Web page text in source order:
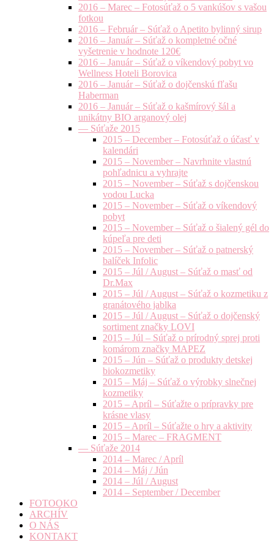
2016 – Marec – Fotosúťaž o 5 vankúšov s vašou
fotkou
2016 – Február – Súťaž o Apetito bylinný sirup
2016 – Január – Súťaž o kompletné očné
vyšetrenie v hodnote 120€
2016 – Január – Súťaž o víkendový pobyt vo
Wellness Hoteli Borovica
2016 – Január – Súťaž o dojčenskú fľašu
Haberman
2016 – Január – Súťaž o kašmírový šál a
unikátny BIO arganový olej
— Súťaže 2015
2015 – December – Fotosúťaž o účasť v
kalendári
2015 – November – Navrhnite vlastnú
pohľadnicu a vyhrajte
2015 – November – Súťaž s dojčenskou
vodou Lucka
2015 – November – Súťaž o víkendový
pobyt
2015 – November – Súťaž o šialený gél do
kúpeľa pre deti
2015 – November – Súťaž o patnerský
balíček Infolic
2015 – Júl / August – Súťaž o masť od
Dr.Max
2015 – Júl / August – Súťaž o kozmetiku z
granátového jablka
2015 – Júl / August – Súťaž o dojčenský
sortiment značky LOVI
2015 – Júl – Súťaž o prírodný sprej proti
komárom značky MAPEZ
2015 – Jún – Súťaž o produkty detskej
biokozmetiky
2015 – Máj – Súťaž o výrobky slnečnej
kozmetiky
2015 – Apríl – Súťažte o prípravky pre
krásne vlasy
2015 – Apríl – Súťažte o hry a aktivity
2015 – Marec – FRAGMENT
— Súťaže 2014
2014 – Marec / Apríl
2014 – Máj / Jún
2014 – Júl / August
2014 – September / December
FOTOOKO
ARCHÍV
O NÁS
KONTAKT